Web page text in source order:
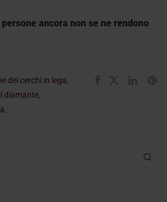
ancora non se ne rendono
dei cerchi in lega,
diamante,